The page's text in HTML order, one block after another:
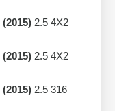
(2015) 2.5 4X2
(2015) 2.5 4X2
(2015) 2.5 316